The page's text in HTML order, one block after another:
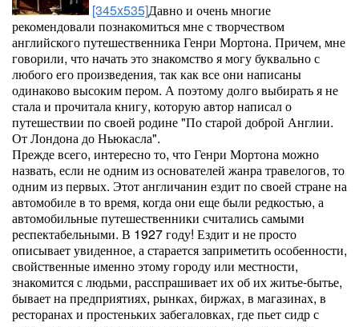
[345x535]Давно и очень многие
рекомендовали познакомиться мне с творчеством
английского путешественника Генри Мортона. Причем, мне
говорили, что начать это знакомство я могу буквально с
любого его произведения, так как все они написаны
одинаково высоким пером. А поэтому долго выбирать я не
стала и прочитала книгу, которую автор написал о
путешествии по своей родине "По старой доброй Англии.
От Лондона до Ньюкасла".
Прежде всего, интересно то, что Генри Мортона можно
назвать, если не одним из основателей жанра травелогов, то
одним из первых. Этот англичанин ездит по своей стране на
автомобиле в то время, когда они еще были редкостью, а
автомобильные путешественники считались самыми
респектабельными. В 1927 году! Ездит и не просто
описывает увиденное, а старается заприметить особенности,
свойственные именно этому городу или местности,
знакомится с людьми, расспрашивает их об их житье-бытье,
бывает на предприятиях, рынках, биржах, в магазинах, в
ресторанах и простеньких забегаловках, где пьет сидр с